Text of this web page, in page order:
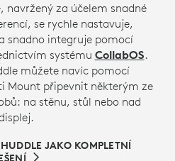
navržený za účelem snadné
se rychle nastavuje,
snadno integruje pomocí
systému CollabOS.
můžete navíc pomocí
Mount připevnit některým ze
na stěnu, stůl nebo nad
JAKO KOMPLETNÍ